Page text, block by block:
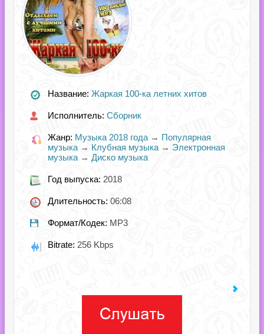
Название: Жаркая 100-ка летних хитов
Исполнитель: Сборник
Жанр: Музыка 2018 года → Популярная
музыка → Клубная музыка → Электронная
музыка → Диско музыка
Год выпуска: 2018
Длительность: 06:08
Формат/Кодек: MP3
Bitrate: 256 Kbps